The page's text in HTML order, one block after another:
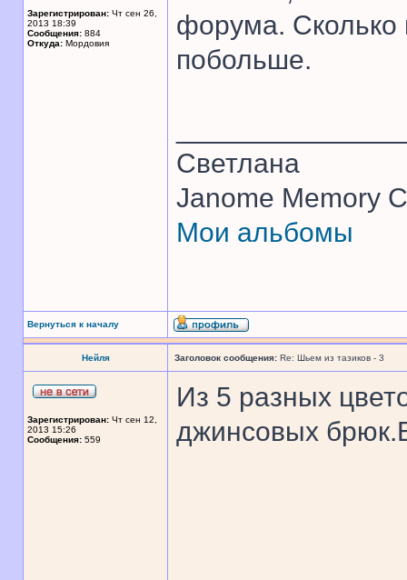
Зарегистрирован: Чт сен 26,
2013 18:39
Сообщения: 884
Откуда: Мордовия
форума. Сколько
побольше.
Светлана
Janome Memory
Мои альбомы
Вернуться к началу
Нейля Заголовок сообщения: Re: Шьем из тазиков - 3
Зарегистрирован: Чт сен 12,
2013 15:26
Сообщения: 559
Из 5 разных
джинсовых